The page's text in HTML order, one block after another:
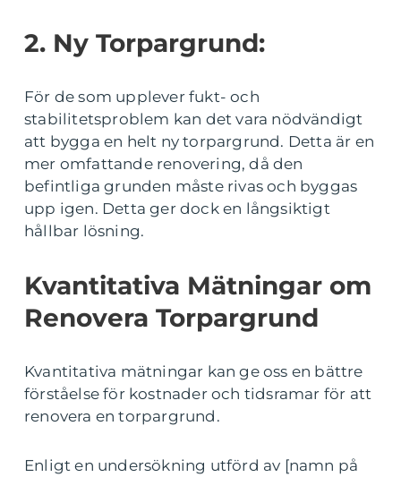
2. Ny Torpargrund:
För de som upplever fukt- och
stabilitetsproblem kan det vara nödvändigt
att bygga en helt ny torpargrund. Detta är en
mer omfattande renovering, då den
befintliga grunden måste rivas och byggas
upp igen. Detta ger dock en långsiktigt
hållbar lösning.
Kvantitativa Mätningar om
Renovera Torpargrund
Kvantitativa mätningar kan ge oss en bättre
förståelse för kostnader och tidsramar för att
renovera en torpargrund.
Enligt en undersökning utförd av [namn på